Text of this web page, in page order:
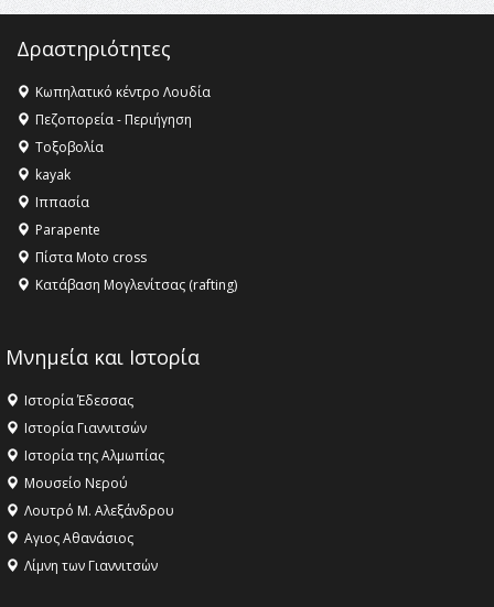
Δραστηριότητες
Κωπηλατικό κέντρο Λουδία
Πεζοπορεία - Περιήγηση
Τοξοβολία
kayak
Ιππασία
Parapente
Πίστα Moto cross
Κατάβαση Μογλενίτσας (rafting)
Μνημεία και Ιστορία
Ιστορία Έδεσσας
Ιστορία Γιαννιτσών
Ιστορία της Αλμωπίας
Μουσείο Νερού
Λουτρό Μ. Αλεξάνδρου
Αγιος Αθανάσιος
Λίμνη των Γιαννιτσών